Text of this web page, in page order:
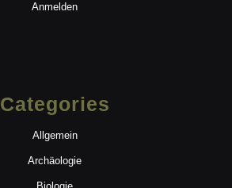
Anmelden
Categories
Allgemein
Archäologie